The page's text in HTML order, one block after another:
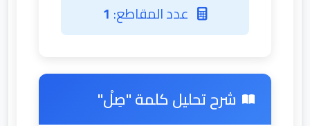
عدد المقاطع: 1
شرح تحليل كلمة "صِلْ"